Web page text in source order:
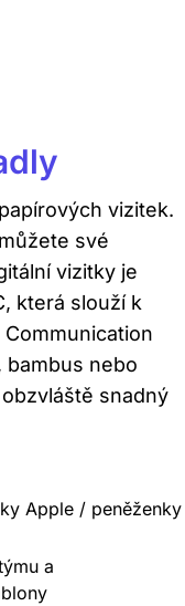
vizitek.
své
vizitky je
která slouží k
bambus nebo
snadný
Apple / peněženky
a